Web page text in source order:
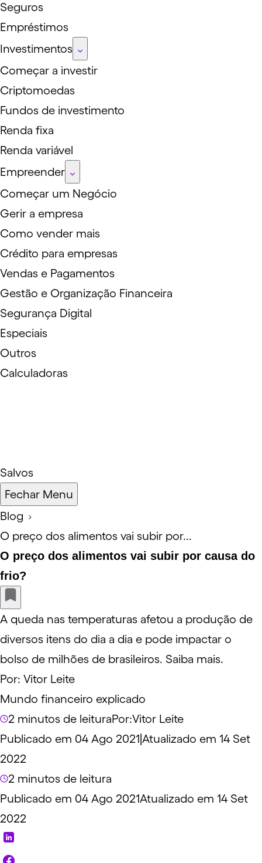
Seguros
Empréstimos
Investimentos
Começar a investir
Criptomoedas
Fundos de investimento
Renda fixa
Renda variável
Empreender
Começar um Negócio
Gerir a empresa
Como vender mais
Crédito para empresas
Vendas e Pagamentos
Gestão e Organização Financeira
Segurança Digital
Especiais
Outros
Calculadoras
Salvos
Fechar Menu
Blog
O preço dos alimentos vai subir por...
O preço dos alimentos vai subir por causa do
frio?
A queda nas temperaturas afetou a produção de
diversos itens do dia a dia e pode impactar o
bolso de milhões de brasileiros. Saiba mais.
Por: Vitor Leite
Mundo financeiro explicado
2 minutos de leituraPor:Vitor Leite
Publicado em 04 Ago 2021 Atualizado em 14 Set
2022
2 minutos de leitura
Publicado em 04 Ago 2021Atualizado em 14 Set
2022